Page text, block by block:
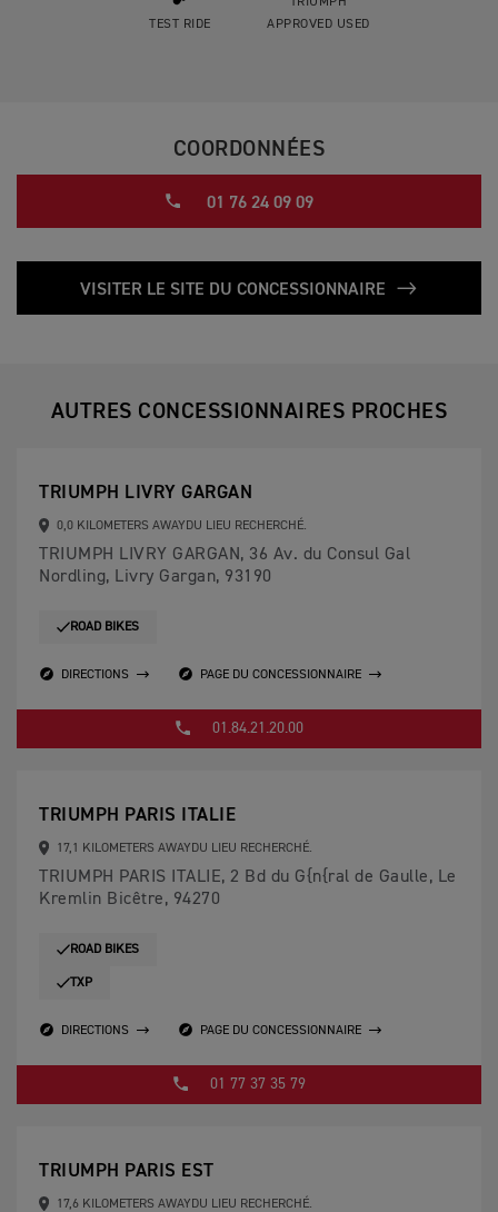
TEST RIDE
APPROVED USED
COORDONNÉES
01 76 24 09 09
VISITER LE SITE DU CONCESSIONNAIRE
AUTRES CONCESSIONNAIRES PROCHES
TRIUMPH LIVRY GARGAN
0,0 KILOMETERS AWAYDU LIEU RECHERCHÉ.
TRIUMPH LIVRY GARGAN, 36 Av. du Consul Gal
Nordling, Livry Gargan, 93190
ROAD BIKES
DIRECTIONS PAGE DU CONCESSIONNAIRE
01.84.21.20.00
TRIUMPH PARIS ITALIE
17,1 KILOMETERS AWAYDU LIEU RECHERCHÉ.
TRIUMPH PARIS ITALIE, 2 Bd du G{n{ral de Gaulle, Le
Kremlin Bicêtre, 94270
ROAD BIKES
TXP
DIRECTIONS PAGE DU CONCESSIONNAIRE
01 77 37 35 79
TRIUMPH PARIS EST
17,6 KILOMETERS AWAYDU LIEU RECHERCHÉ.